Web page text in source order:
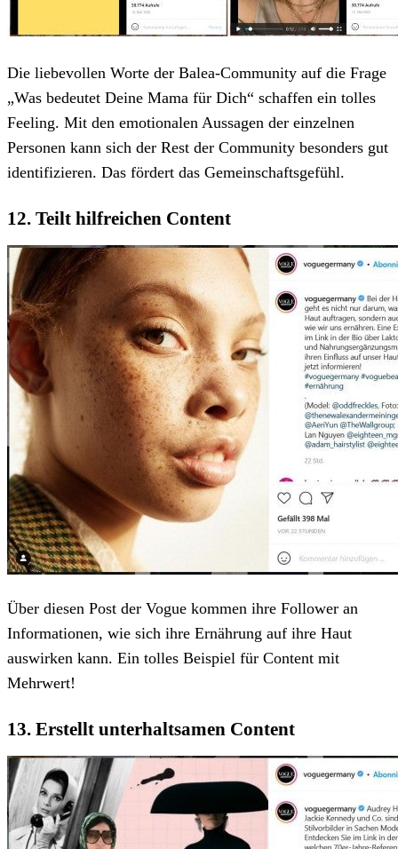
Die liebevollen Worte der Balea-Community auf die Frage
„Was bedeutet Deine Mama für Dich“ schaffen ein tolles
Feeling. Mit den emotionalen Aussagen der einzelnen
Personen kann sich der Rest der Community besonders gut
identifizieren. Das fördert das Gemeinschaftsgefühl.
12. Teilt hilfreichen Content
Über diesen Post der Vogue kommen ihre Follower an
Informationen, wie sich ihre Ernährung auf ihre Haut
auswirken kann. Ein tolles Beispiel für Content mit
Mehrwert!
13. Erstellt unterhaltsamen Content